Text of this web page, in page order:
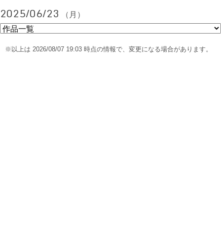
2025/06/23 （月）
※以上は 2026/08/07 19:03 時点の情報で、変更になる場合があります。